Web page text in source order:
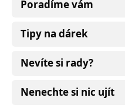
Poradíme vám
Tipy na dárek
Nevíte si rady?
Nenechte si nic ujít